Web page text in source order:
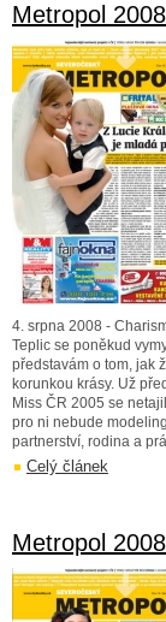
Metropol
4. srpna 2008 -
Teplic se poněkud
představám o tom, jak
korunkou krásy. Už
Miss ČR 2005 se
pro ni nebude
partnerství, rodina a
Celý článek
Metropol